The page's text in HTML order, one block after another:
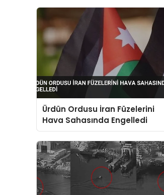
Ürdün Ordusu İran Füzelerini
Hava Sahasında Engelledi